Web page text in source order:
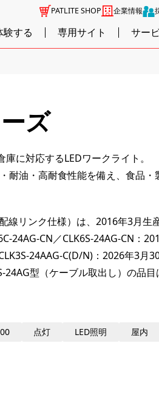
PATLITE SHOP 企業情報
験する 専用サイト サー
ズ
に対応するLEDワークライト。
耐油・高耐食性能を備え、食品
線リンク仕様）は、2016年3月生
24AG-CN／CLK6S-24AG-CN：
24AAG-C(D/N)：2026年3月
型（ケーブル取出し）の品目
点灯 LED照明 屋内